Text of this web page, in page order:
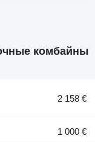
комбайны
2 158 €
1 000 €